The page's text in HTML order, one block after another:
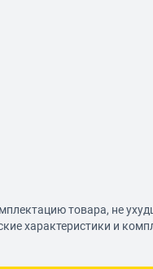
товара, не
характеристики и